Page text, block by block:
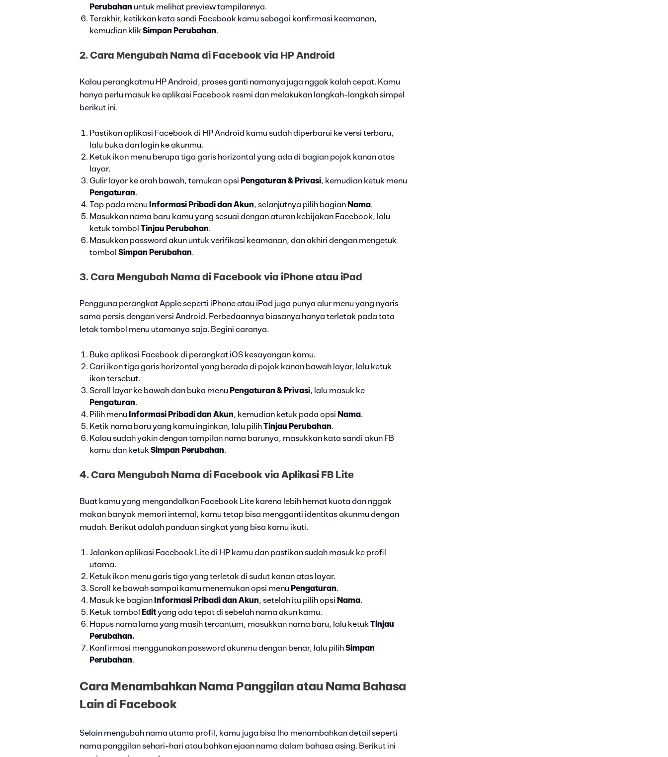
Perubahan untuk melihat preview tampilannya.
Terakhir, ketikkan kata sandi Facebook kamu sebagai konfirmasi keamanan,
kemudian klik Simpan Perubahan.
2. Cara Mengubah Nama di Facebook via HP Android
Kalau perangkatmu HP Android, proses ganti namanya juga nggak kalah cepat. Kamu
hanya perlu masuk ke aplikasi Facebook resmi dan melakukan langkah-langkah simpel
berikut ini.
Pastikan aplikasi Facebook di HP Android kamu sudah diperbarui ke versi terbaru,
lalu buka dan login ke akunmu.
Ketuk ikon menu berupa tiga garis horizontal yang ada di bagian pojok kanan atas
layar.
Gulir layar ke arah bawah, temukan opsi Pengaturan & Privasi, kemudian ketuk menu
Pengaturan.
Tap pada menu Informasi Pribadi dan Akun, selanjutnya pilih bagian Nama.
Masukkan nama baru kamu yang sesuai dengan aturan kebijakan Facebook, lalu
ketuk tombol Tinjau Perubahan.
Masukkan password akun untuk verifikasi keamanan, dan akhiri dengan mengetuk
tombol Simpan Perubahan.
3. Cara Mengubah Nama di Facebook via iPhone atau iPad
Pengguna perangkat Apple seperti iPhone atau iPad juga punya alur menu yang nyaris
sama persis dengan versi Android. Perbedaannya biasanya hanya terletak pada tata
letak tombol menu utamanya saja. Begini caranya.
Buka aplikasi Facebook di perangkat iOS kesayangan kamu.
Cari ikon tiga garis horizontal yang berada di pojok kanan bawah layar, lalu ketuk
ikon tersebut.
Scroll layar ke bawah dan buka menu Pengaturan & Privasi, lalu masuk ke
Pengaturan.
Pilih menu Informasi Pribadi dan Akun, kemudian ketuk pada opsi Nama.
Ketik nama baru yang kamu inginkan, lalu pilihTinjau Perubahan.
Kalau sudah yakin dengan tampilan nama barunya, masukkan kata sandi akun FB
kamu dan ketuk Simpan Perubahan.
4. Cara Mengubah Nama di Facebook via Aplikasi FB Lite
Buat kamu yang mengandalkan Facebook Lite karena lebih hemat kuota dan nggak
makan banyak memori internal, kamu tetap bisa mengganti identitas akunmu dengan
mudah. Berikut adalah panduan singkat yang bisa kamu ikuti.
Jalankan aplikasi Facebook Lite di HP kamu dan pastikan sudah masuk ke profil
utama.
Ketuk ikon menu garis tiga yang terletak di sudut kanan atas layar.
Scroll ke bawah sampai kamu menemukan opsi menu Pengaturan.
Masuk ke bagian Informasi Pribadi dan Akun, setelah itu pilih opsi Nama.
Ketuk tombol
Edityang ada tepat di sebelah nama akun kamu.
Hapus nama lama yang masih tercantum, masukkan nama baru, lalu ketuk Tinjau
Perubahan.
Konfirmasi menggunakan password akunmu dengan benar, lalu pilihSimpan
Perubahan.
Cara Menambahkan Nama Panggilan atau Nama Bahasa
Lain di Facebook
Selain mengubah nama utama profil, kamu juga bisa lho menambahkan detail seperti
nama panggilan sehari-hari atau bahkan ejaan nama dalam bahasa asing. Berikut ini